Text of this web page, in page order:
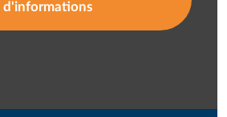
d'informations